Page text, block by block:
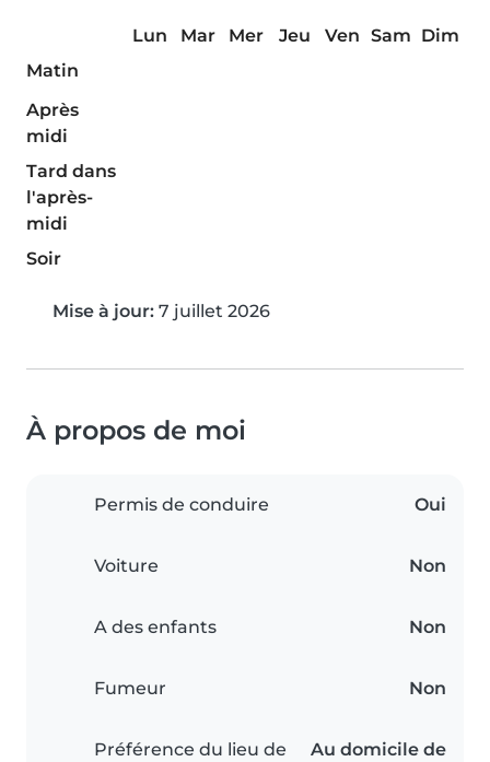
Lun Mar Mer Jeu Ven Sam Dim
Matin
Après
midi
Tard dans
l'après-
midi
Soir
Mise à jour: 7 juillet 2026
À propos de moi
Permis de conduire Oui
Voiture Non
A des enfants Non
Fumeur Non
Préférence du lieu de
Au domicile de